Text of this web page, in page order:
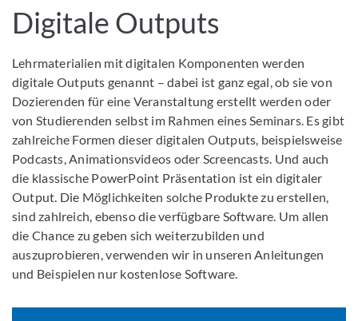
Digitale Outputs
Lehrmaterialien mit digitalen Komponenten werden
digitale Outputs genannt – dabei ist ganz egal, ob sie von
Dozierenden für eine Veranstaltung erstellt werden oder
von Studierenden selbst im Rahmen eines Seminars. Es gibt
zahlreiche Formen dieser digitalen Outputs, beispielsweise
Podcasts, Animationsvideos oder Screencasts. Und auch
die klassische PowerPoint Präsentation ist ein digitaler
Output. Die Möglichkeiten solche Produkte zu erstellen,
sind zahlreich, ebenso die verfügbare Software. Um allen
die Chance zu geben sich weiterzubilden und
auszuprobieren, verwenden wir in unseren Anleitungen
und Beispielen nur kostenlose Software.